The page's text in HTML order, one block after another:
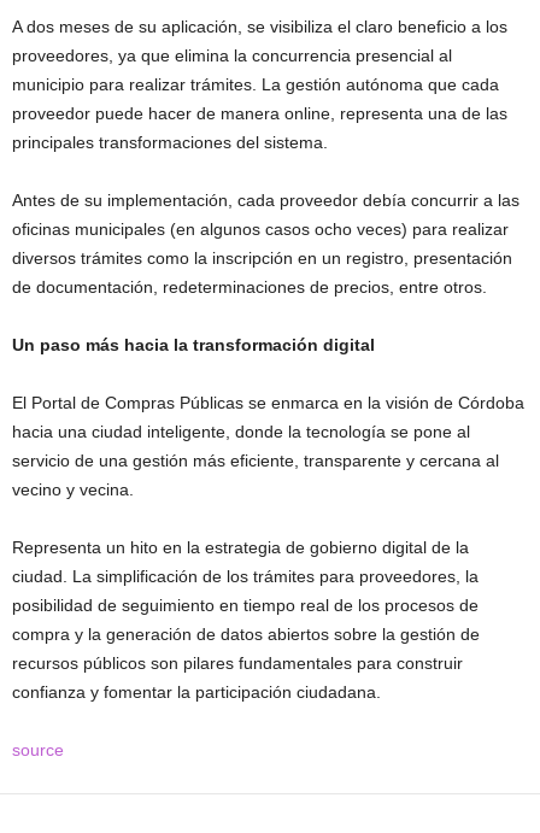
A dos meses de su aplicación, se visibiliza el claro beneficio a los
proveedores, ya que elimina la concurrencia presencial al
municipio para realizar trámites. La gestión autónoma que cada
proveedor puede hacer de manera online, representa una de las
principales transformaciones del sistema.
Antes de su implementación, cada proveedor debía concurrir a las
oficinas municipales (en algunos casos ocho veces) para realizar
diversos trámites como la inscripción en un registro, presentación
de documentación, redeterminaciones de precios, entre otros.
Un paso más hacia la transformación digital
El Portal de Compras Públicas se enmarca en la visión de Córdoba
hacia una ciudad inteligente, donde la tecnología se pone al
servicio de una gestión más eficiente, transparente y cercana al
vecino y vecina.
Representa un hito en la estrategia de gobierno digital de la
ciudad. La simplificación de los trámites para proveedores, la
posibilidad de seguimiento en tiempo real de los procesos de
compra y la generación de datos abiertos sobre la gestión de
recursos públicos son pilares fundamentales para construir
confianza y fomentar la participación ciudadana.
source